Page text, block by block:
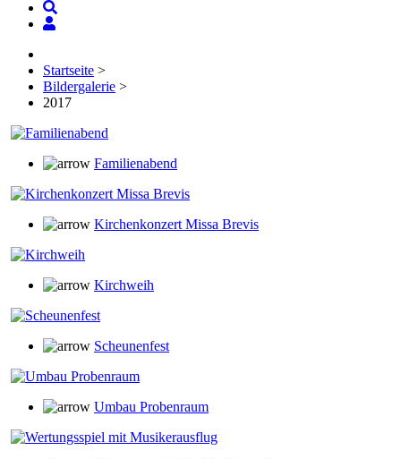
Startseite >
Bildergalerie >
2017
Familienabend
Kirchenkonzert Missa Brevis
Kirchweih
Scheunenfest
Umbau Probenraum